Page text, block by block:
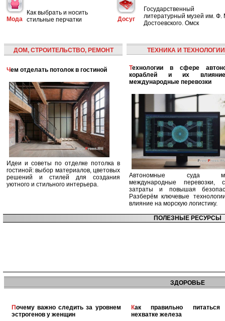
Мода
Как выбрать и носить
стильные перчатки
Досуг
Государственный
литературный музей им. Ф.
Достоевского. Омск
ДОМ, СТРОИТЕЛЬСТВО, РЕМОНТ
Чем отделать потолок в гостиной
Идеи и советы по отделке потолка в
гостиной: выбор материалов, цветовых
решений и стилей для создания
уютного и стильного интерьера.
ТЕХНИКА И ТЕХНОЛОГИИ
Технологии в сфере автономных
кораблей и их
международные перевозки
Автономные суда
международные перевозки,
затраты и повышая
Разберём ключевые
влияние на морскую логистику.
ПОЛЕЗНЫЕ РЕСУРСЫ
ЗДОРОВЬЕ
Почему важно следить за уровнем
эстрогенов у женщин
Как правильно питаться при
нехватке железа